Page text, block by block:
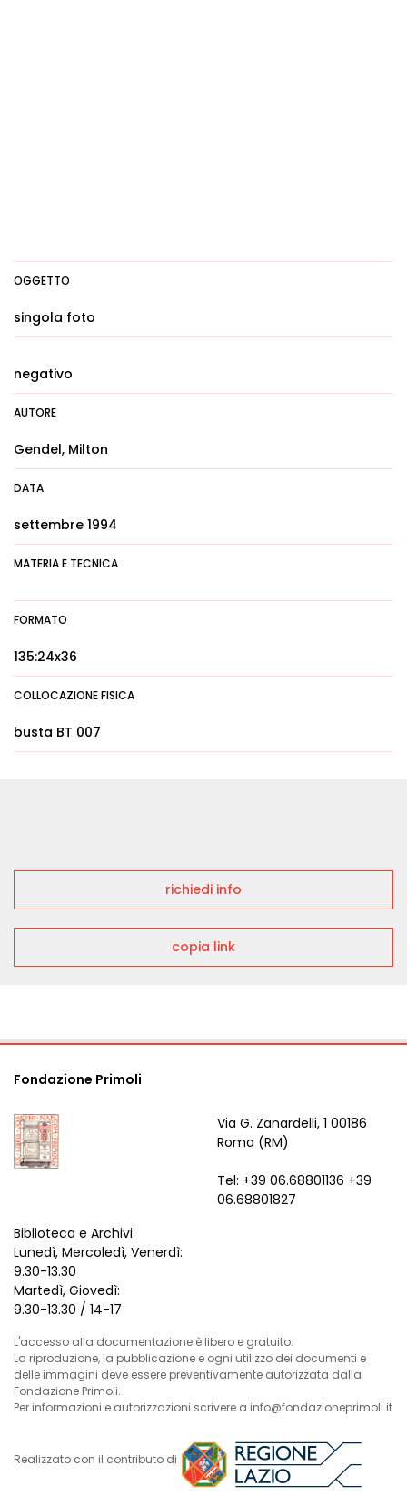
OGGETTO
singola foto
negativo
AUTORE
Gendel, Milton
DATA
settembre 1994
MATERIA E TECNICA
FORMATO
135:24x36
COLLOCAZIONE FISICA
busta BT 007
richiedi info
copia link
Fondazione Primoli
Via G. Zanardelli, 1 00186
Roma (RM)
Tel: +39 06.68801136 +39
06.68801827
Biblioteca e Archivi
Lunedì, Mercoledì, Venerdì:
9.30-13.30
Martedì, Giovedì:
9.30-13.30 / 14-17
L'accesso alla documentazione è libero e gratuito.
La riproduzione, la pubblicazione e ogni utilizzo dei documenti e
delle immagini deve essere preventivamente autorizzata dalla
Fondazione Primoli.
Per informazioni e autorizzazioni scrivere a info@fondazioneprimoli.it
Realizzato con il contributo di